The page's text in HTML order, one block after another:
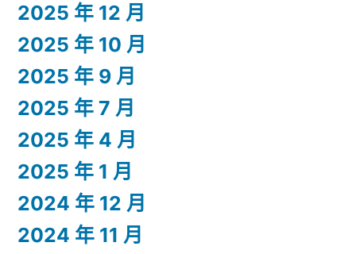
2025 年 12 月
2025 年 10 月
2025 年 9 月
2025 年 7 月
2025 年 4 月
2025 年 1 月
2024 年 12 月
2024 年 11 月